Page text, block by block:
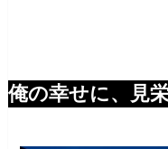
俺の幸せに、見